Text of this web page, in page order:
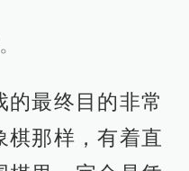
的最终目的非常
棋那样，有着直